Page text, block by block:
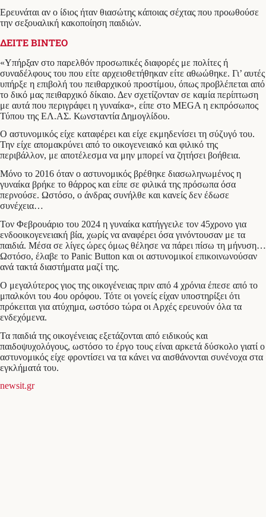
Ερευνάται αν ο ίδιος ήταν θιασώτης κάποιας σέχτας που προωθούσε
την σεξουαλική κακοποίηση παιδιών.
ΔΕΙΤΕ ΒΙΝΤΕΟ
«Υπήρξαν στο παρελθόν προσωπικές διαφορές με πολίτες ή
συναδέλφους του που είτε αρχειοθετήθηκαν είτε αθωώθηκε. Γι’ αυτές
υπήρξε η επιβολή του πειθαρχικού προστίμου, όπως προβλέπεται από
το δικό μας πειθαρχικό δίκαιο. Δεν σχετίζονταν σε καμία περίπτωση
με αυτά που περιγράφει η γυναίκα», είπε στο MEGA η εκπρόσωπος
Τύπου της ΕΛ.ΑΣ. Κωνσταντία Δημογλίδου.
Ο αστυνομικός είχε καταφέρει και είχε εκμηδενίσει τη σύζυγό του.
Την είχε απομακρύνει από το οικογενειακό και φιλικό της
περιβάλλον, με αποτέλεσμα να μην μπορεί να ζητήσει βοήθεια.
Μόνο το 2016 όταν ο αστυνομικός βρέθηκε διασωληνωμένος η
γυναίκα βρήκε το θάρρος και είπε σε φιλικά της πρόσωπα όσα
περνούσε. Ωστόσο, ο άνδρας συνήλθε και κανείς δεν έδωσε
συνέχεια…
Τον Φεβρουάριο του 2024 η γυναίκα κατήγγειλε τον 45χρονο για
ενδοοικογενειακή βία, χωρίς να αναφέρει όσα γινόντουσαν με τα
παιδιά. Μέσα σε λίγες ώρες όμως θέλησε να πάρει πίσω τη μήνυση…
Ωστόσο, έλαβε το Panic Button και οι αστυνομικοί επικοινωνούσαν
ανά τακτά διαστήματα μαζί της.
Ο μεγαλύτερος γιος της οικογένειας πριν από 4 χρόνια έπεσε από το
μπαλκόνι του 4ου ορόφου. Τότε οι γονείς είχαν υποστηρίξει ότι
πρόκειται για ατύχημα, ωστόσο τώρα οι Αρχές ερευνούν όλα τα
ενδεχόμενα.
Τα παιδιά της οικογένειας εξετάζονται από ειδικούς και
παιδοψυχολόγους, ωστόσο το έργο τους είναι αρκετά δύσκολο γιατί ο
αστυνομικός είχε φροντίσει να τα κάνει να αισθάνονται συνένοχα στα
εγκλήματά του.
newsit.gr